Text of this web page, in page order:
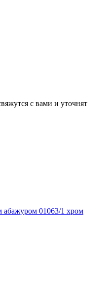
с вами и уточнят
абажуром 01063/1 хром